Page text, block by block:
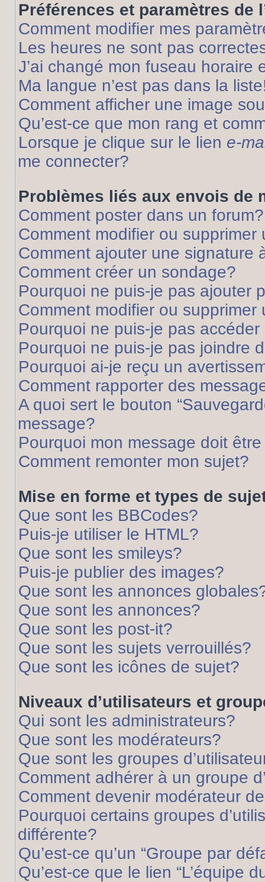
Préférences et paramètres de
Comment modifier mes
Les heures ne sont pas
J’ai changé mon fuseau horaire
Ma langue n’est pas dans la
Comment afficher une image
Qu’est-ce que mon rang et
Lorsque je clique sur le lien e-
me connecter?
Problèmes liés aux envois de
Comment poster dans un forum?
Comment modifier ou supprimer
Comment ajouter une signature
Comment créer un sondage?
Pourquoi ne puis-je pas ajouter
Comment modifier ou supprimer
Pourquoi ne puis-je pas
Pourquoi ne puis-je pas joindre
Pourquoi ai-je reçu un
Comment rapporter des
A quoi sert le bouton
message?
Pourquoi mon message doit
Comment remonter mon sujet?
Mise en forme et types de
Que sont les BBCodes?
Puis-je utiliser le HTML?
Que sont les smileys?
Puis-je publier des images?
Que sont les annonces
Que sont les annonces?
Que sont les post-it?
Que sont les sujets verrouillés?
Que sont les icônes de sujet?
Niveaux d’utilisateurs et
Qui sont les administrateurs?
Que sont les modérateurs?
Que sont les groupes
Comment adhérer à un groupe
Comment devenir modérateur
Pourquoi certains groupes
différente?
Qu’est-ce qu’un “Groupe par
Qu’est-ce que le lien “L’équipe